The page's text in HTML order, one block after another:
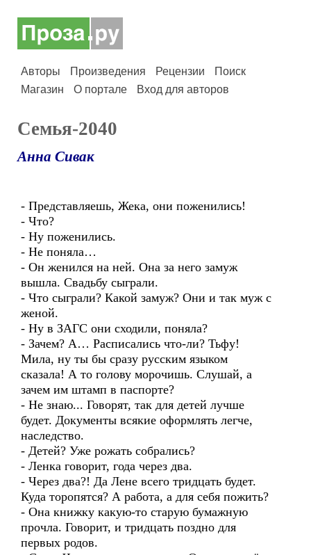
Авторы Произведения Рецензии
Поиск
Магазин
О портале Вход для авторов
Семья-2040
Анна Сивак
- Представляешь, Жека, они поженились!
- Что?
- Ну поженились.
- Не поняла…
- Он женился на ней. Она за него замуж
вышла. Свадьбу сыграли.
- Что сыграли? Какой замуж? Они и так муж с
женой.
- Ну в ЗАГС они сходили, поняла?
- Зачем? А… Расписались что-ли? Тьфу!
Мила, ну ты бы сразу русским языком
сказала! А то голову морочишь. Слушай, а
зачем им штамп в паспорте?
- Не знаю... Говорят, так для детей лучше
будет. Документы всякие оформлять легче,
наследство.
- Детей? Уже рожать собрались?
- Ленка говорит, года через два.
- Через два?! Да Лене всего тридцать будет.
Куда торопятся? А работа, а для себя пожить?
- Она книжку какую-то старую бумажную
прочла. Говорит, и тридцать поздно для
первых родов.